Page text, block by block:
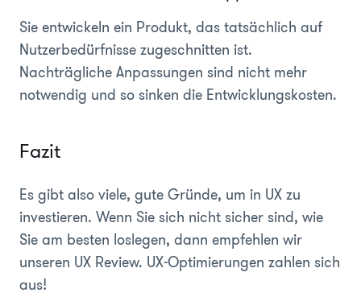
Sie entwickeln ein Produkt, das tatsächlich auf
Nutzerbedürfnisse zugeschnitten ist.
Nachträgliche Anpassungen sind nicht mehr
notwendig und so sinken die Entwicklungskosten.
Fazit
Es gibt also viele, gute Gründe, um in UX zu
investieren. Wenn Sie sich nicht sicher sind, wie
Sie am besten loslegen, dann empfehlen wir
unseren UX Review. UX-Optimierungen zahlen sich
aus!